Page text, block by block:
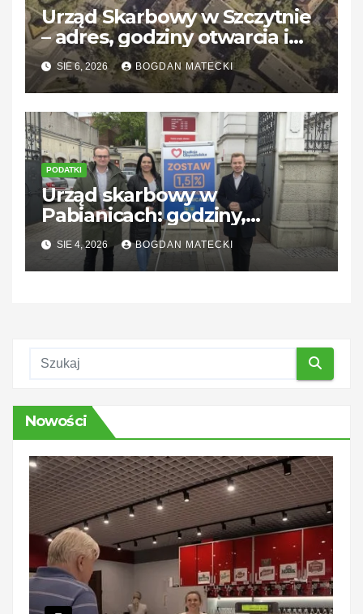
Urząd Skarbowy w Szczytnie
– adres, godziny otwarcia i
kontakt
SIE 6, 2026 BOGDAN MATECKI
PODATKI
Urząd skarbowy w
Pabianicach: godziny,
kontakt i usługi dla
podatników
SIE 4, 2026 BOGDAN MATECKI
Nowości